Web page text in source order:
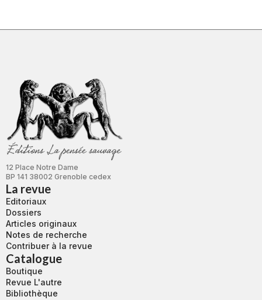
12 Place Notre Dame
BP 141 38002 Grenoble cedex
La revue
Editoriaux
Dossiers
Articles originaux
Notes de recherche
Contribuer à la revue
Catalogue
Boutique
Revue L'autre
Bibliothèque